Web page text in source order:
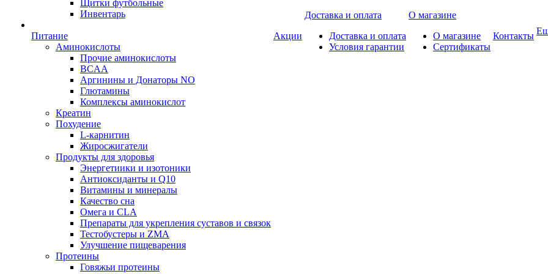
Щитки футбольные
Инвентарь
Питание
Аминокислоты
Прочие аминокислоты
BCAA
Аргинины и Донаторы NO
Глютамины
Комплексы аминокислот
Креатин
Похудение
L-карнитин
Жиросжигатели
Продукты для здоровья
Энергетиики и изотоники
Антиоксиданты и Q10
Витамины и минералы
Качество сна
Омега и CLA
Препараты для укрепления суставов и связок
Тестобустеры и ZMA
Улучшение пищеварения
Протеины
Говяжьи протеины
Акции
Доставка и оплата
Доставка и оплата
Условия гарантии
О магазине
О магазине
Сертификаты
Контакты